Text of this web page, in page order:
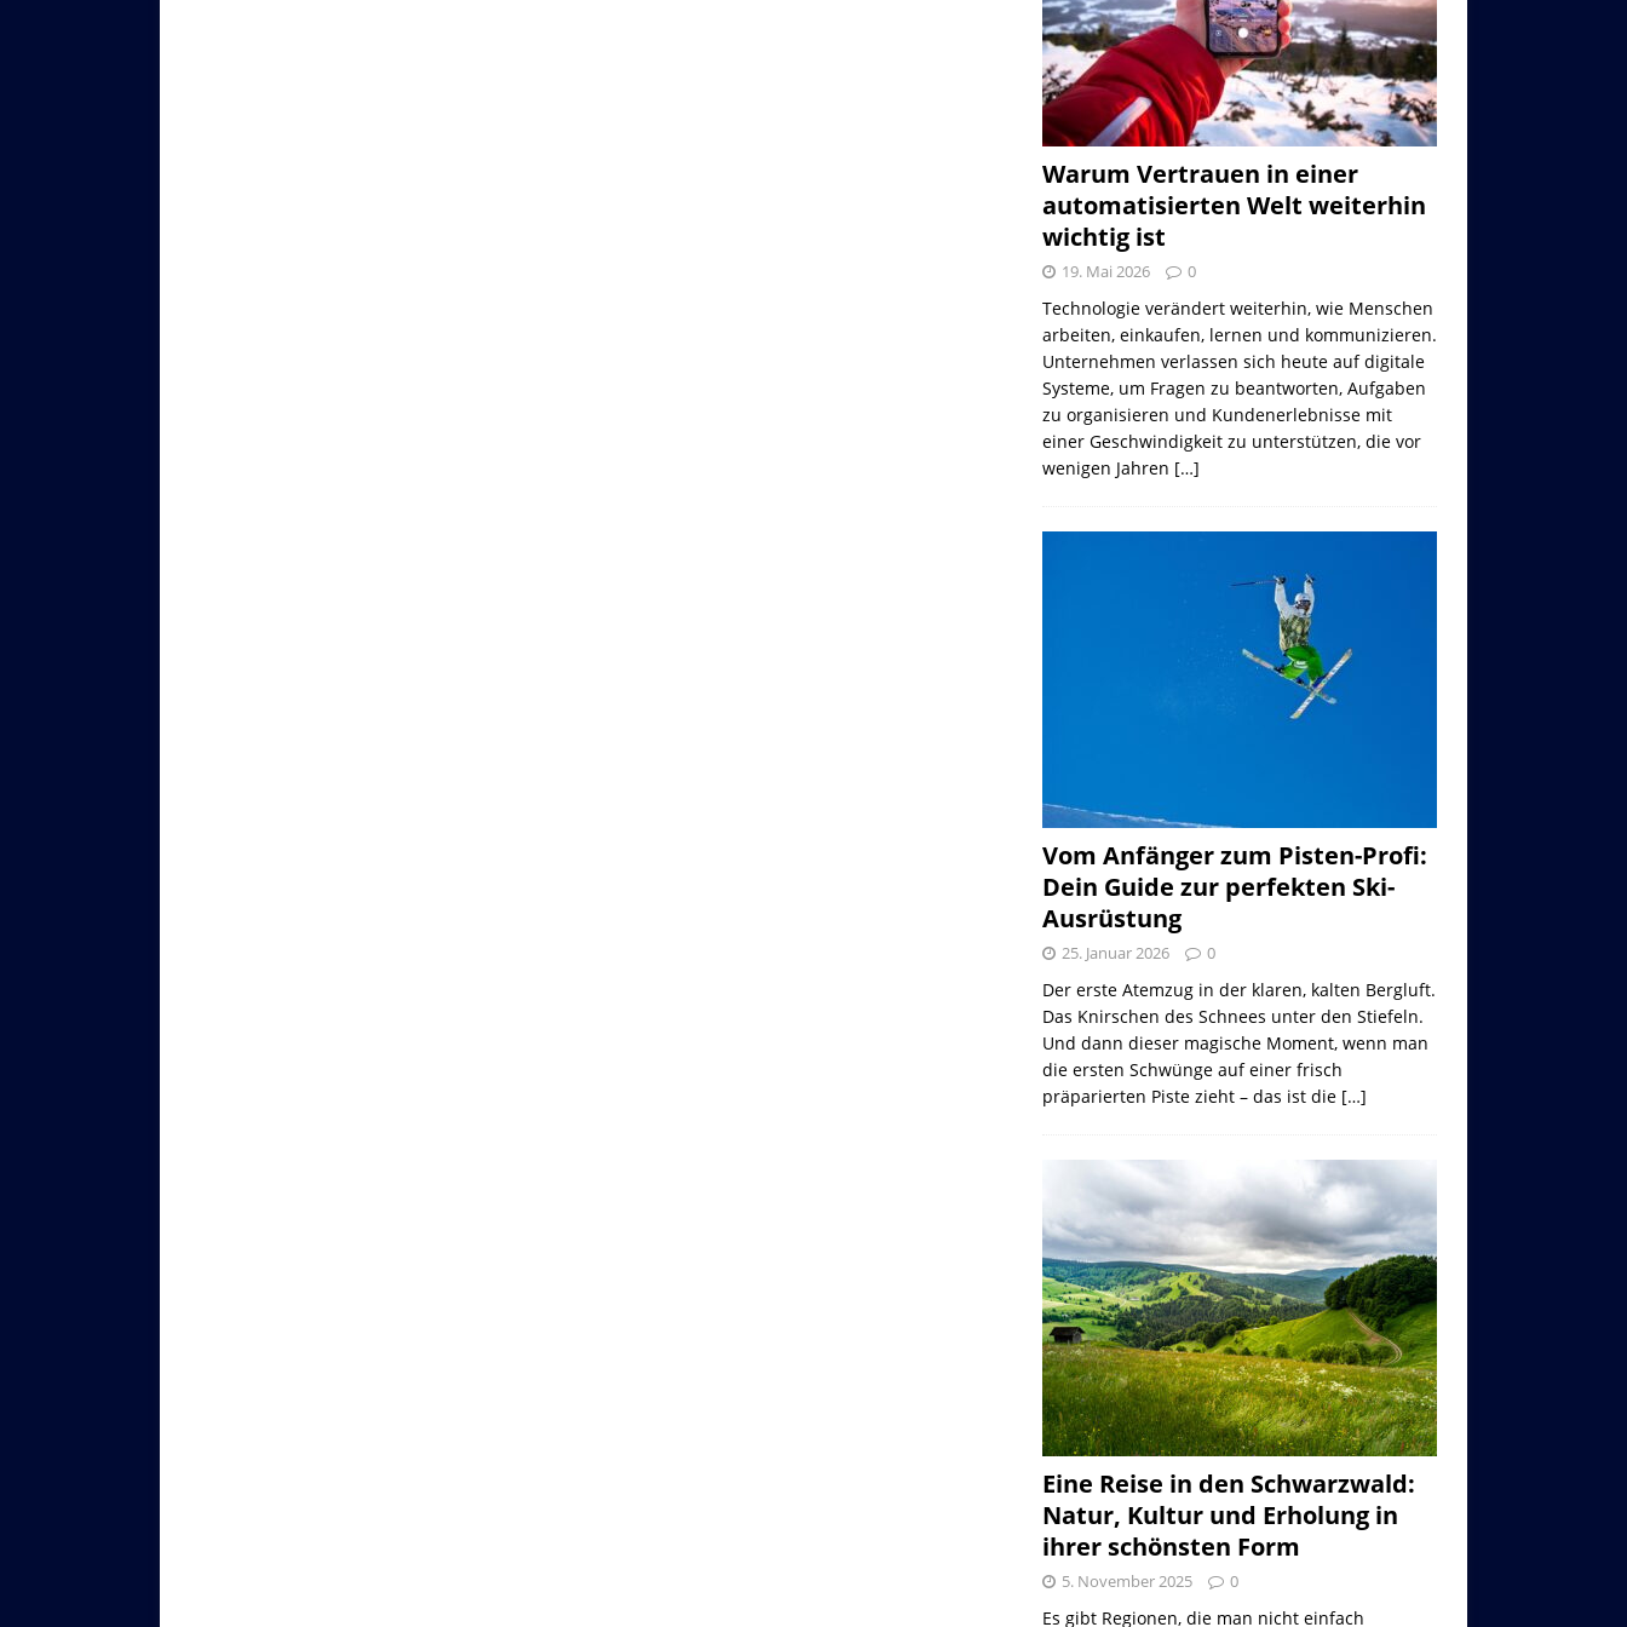
Warum Vertrauen in einer
automatisierten Welt weiterhin
wichtig ist
19. Mai 2026 0
Technologie verändert weiterhin, wie Menschen
arbeiten, einkaufen, lernen und kommunizieren.
Unternehmen verlassen sich heute auf digitale
Systeme, um Fragen zu beantworten, Aufgaben
zu organisieren und Kundenerlebnisse mit
einer Geschwindigkeit zu unterstützen, die vor
wenigen Jahren […]
Vom Anfänger zum Pisten-Profi:
Dein Guide zur perfekten Ski-
Ausrüstung
25. Januar 2026 0
Der erste Atemzug in der klaren, kalten Bergluft.
Das Knirschen des Schnees unter den Stiefeln.
Und dann dieser magische Moment, wenn man
die ersten Schwünge auf einer frisch
präparierten Piste zieht – das ist die […]
Eine Reise in den Schwarzwald:
Natur, Kultur und Erholung in
ihrer schönsten Form
5. November 2025 0
Es gibt Regionen, die man nicht einfach